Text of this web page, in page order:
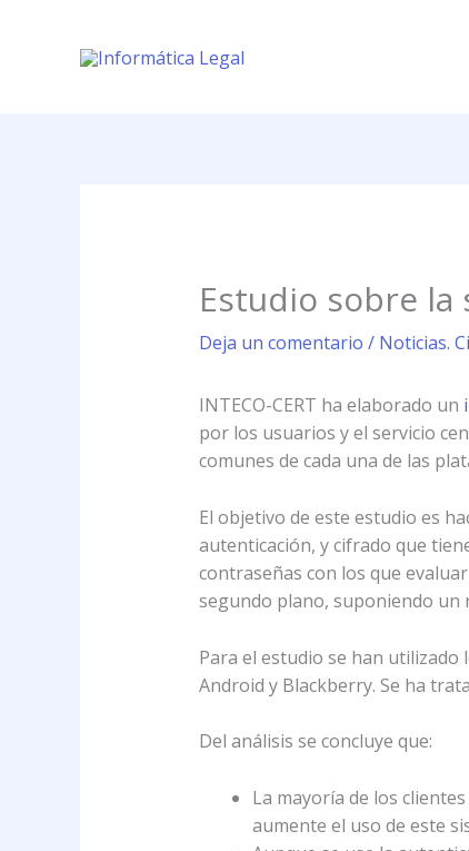
contenido
Estudio sobre
Deja un comentario / Noticias.
INTECO-CERT ha elaborado un
por los usuarios y el servicio
comunes de cada una de las
El objetivo de este estudio es
autenticación, y cifrado que
contraseñas con los que
segundo plano, suponiendo un
Para el estudio se han utilizado
Android y Blackberry. Se ha
Del análisis se concluye que:
La mayoría de los
aumente el uso de este